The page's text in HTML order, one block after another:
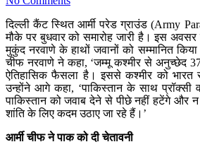
दिल्‍ली कैंट स्‍थित आर्मी परेड ग्राउंड (Army
मौके पर बुधवार को समारोह जारी है। इस
मुकुंद नरवाणे के हाथों जवानों को सम्‍मानित
चीफ नरवाणे ने कहा, ‘जम्‍मू कश्‍मीर से अनुच्‍छेद
ऐतिहासिक फैसला है। इससे कश्‍मीर को भारत
उन्‍होंने आगे कहा, ‘पाकिस्‍तान के साथ प्रॉक्‍सी
पाकिस्‍तान को जवाब देने से पीछे नहीं हटेंगे और
शांति के लिए कदम उठाए जा रहे हैं।’
आर्मी चीफ ने पाक को दी चेतावनी